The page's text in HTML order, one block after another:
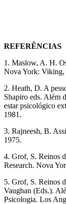
REFERÊNCIAS
1. Maslow, A. H.
Nova York: Viking,
2. Heath, D. A
Shapiro eds. Além
estar psicológico
1981.
3. Rajneesh, B.
1975.
4. Grof, S. Reinos
Research. Nova
5. Grof, S. Reinos
Vaughan (Eds.).
Psicologia. Los